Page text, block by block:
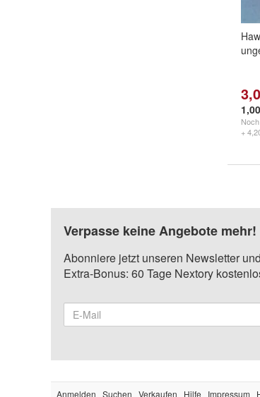
Noch
+
Verpasse keine Angebote mehr!
Abonniere jetzt unseren Newsletter
Extra-Bonus: 60 Tage Nextory
Anmelden Suchen Verkaufen Hilfe Impressum